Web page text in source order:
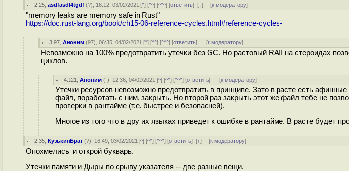
2.25 ,asdfasdf4tgdf (?), 16:12, 03/02/2021 [^] [^^] [^^^] [ответить][↓] [к модератору]
"memory leaks are memory safe in Rust"
https://doc.rust-lang.org/book/ch15-06-reference-cycles.html#reference-cycles-
3.97 ,Аноним (97), 06:35, 04/02/2021 [^] [^^] [^^^] [ответить] [к модератору]
Невозможно на 100% предотвратить утечки без GC. Но растовый RAII на стероидах
циклов.
4.121 ,Аноним (-), 12:36, 04/02/2021 [^] [^^] [^^^] [ответить] [к модератору]
Утечки ресурсов невозможно предотвратить в принципе. Зато в расте есть
файл, поработать с ним, закрыть. Но второй раз закрыть этот же файл тебе не
проверки в рантайме (т.е. быстрее и безопасней).
Многое из того что в других языках приведет к ошибке в рантайме. В расте будет
2.35 ,КузькинБрат (?), 16:49, 03/02/2021 [^] [^^] [^^^] [ответить][↑] [к модератору]
Опохмелись, и открой букварь.
Утечки памяти и Дыры по срыву указателя -- две разные вещи.